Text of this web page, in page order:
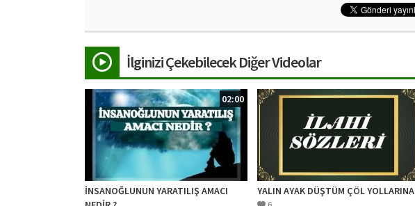
İlginizi Çekebilecek Diğer Videolar
02:00
İNSANOĞLUNUN YARATILIŞ AMACI
YALIN AYAK DÜŞTÜM ÇÖL YOLLARINA